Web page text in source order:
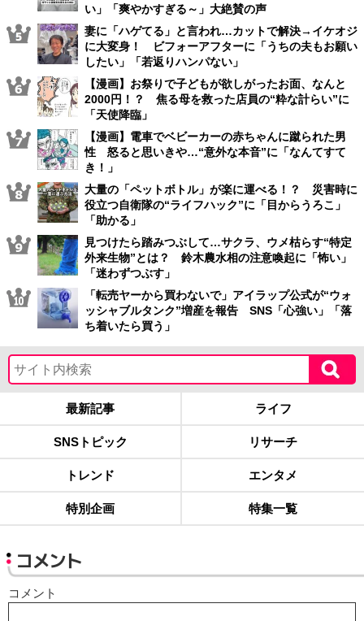
い」「爽やかすぎる～」大絶賛の声
妻に「ハゲてる」と言われ…カットで解決→イケオジ
に大変身！ ビフォーアフターに「うちの夫もお願い
したい」「若返りハンパない」
【漫画】お祭りで子どもが欲しがったお面、なんと
2000円！？ 焦る母を救った店員の“粋な計らい”に
「天使降臨」
【漫画】電車でベビーカーの赤ちゃんに蹴られた男
性 怒ると思いきや…“意外な本音”に「なんてすて
き！」
大量の「ペットボトル」が楽に運べる！？ 災害時に
役立つ自衛隊の“ライフハック”に「目からうろこ」
「助かる」
見つけたら踏みつぶして…サクラ、ウメ枯らす“特定
外来生物”とは？ 鈴木農水相の注意喚起に「怖い」
「迷わずつぶす」
「転売ヤーから買わないで」アイラップ公式が“ウォ
ッシャブルタンク”増産を報告 SNS「心強い」「落
ち着いたら買う」
最新記事 ライフ
SNSトピック リサーチ
トレンド エンタメ
特別企画 特集一覧
コメント
コメント